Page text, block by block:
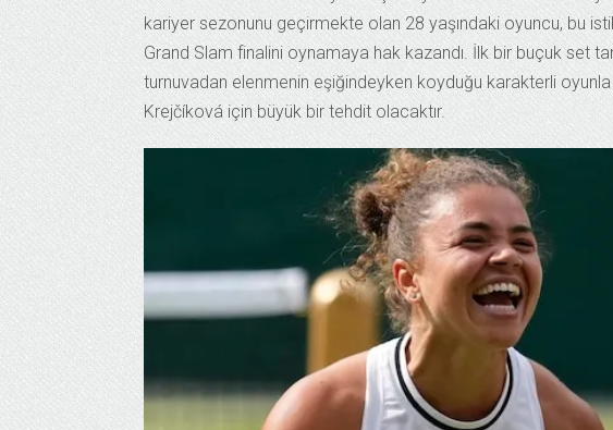
kariyer sezonunu geçirmekte olan 28 yaşındaki oyuncu, bu
Grand Slam finalini oynamaya hak kazandı. İlk bir buçuk set
turnuvadan elenmenin eşiğindeyken koyduğu karakterli
Krejčíková için büyük bir tehdit olacaktır.